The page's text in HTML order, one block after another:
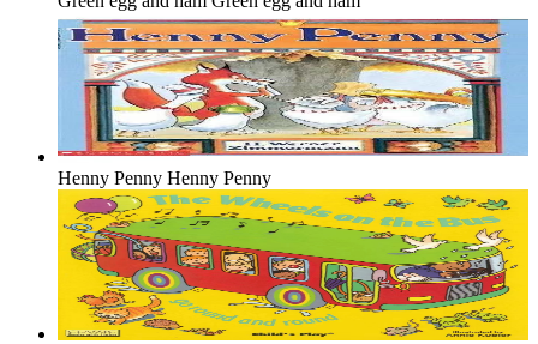
Henny Penny Henny Penny